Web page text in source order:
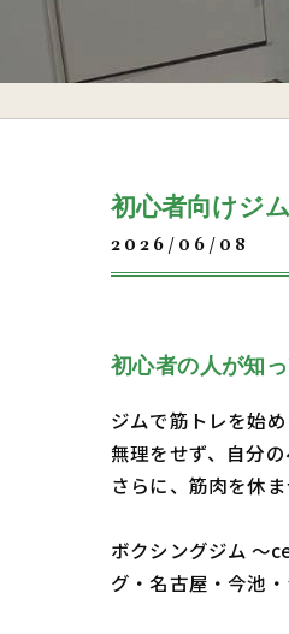
初心者向けジ
2026/06/08
初心者の人が知
ジムで筋トレを始
無理をせず、自分
さらに、筋肉を休
ボクシングジム ～
グ・名古屋・今池